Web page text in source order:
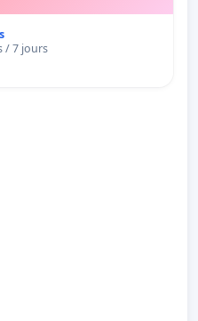
/ 7 jours